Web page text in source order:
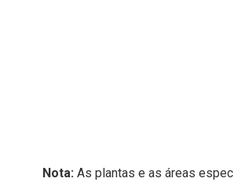
Nota: As plantas e as áreas